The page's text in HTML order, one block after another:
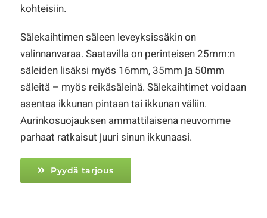
kohteisiin.
Sälekaihtimen säleen leveyksissäkin on
valinnanvaraa. Saatavilla on perinteisen 25mm:n
säleiden lisäksi myös 16mm, 35mm ja 50mm
säleitä – myös reikäsäleinä. Sälekaihtimet voidaan
asentaa ikkunan pintaan tai ikkunan väliin.
Aurinkosuojauksen ammattilaisena neuvomme
parhaat ratkaisut juuri sinun ikkunaasi.
Pyydä tarjous